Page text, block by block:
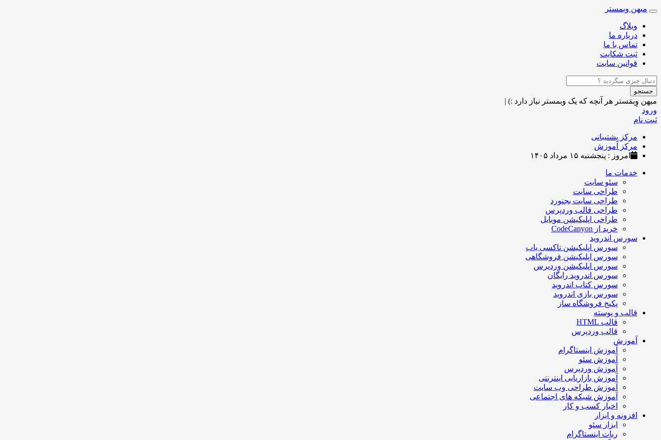
Toggle
navigation
میهن وبمستر
وبلاگ
درباره ما
تماس با ما
ثبت شکایت
قوانین سایت
جستجو
میهن وِبمَستر هر آنچه که یک وبمستر نیاز دارد :) |
ورود
ثبت نام
مرکز پشتیبانی
مرکز آموزش
امروز : پنجشنبه ۱۵ مرداد ۱۴۰۵
خدمات ما
سئو سایت
طراحی سایت
طراحی سایت بجنورد
طراحی قالب وردپرس
طراحی اپلیکیشن موبایل
خرید از CodeCanyon
سورس اندروید
سورس اپلیکیشن تاکسی یاب
سورس اپلیکیشن فروشگاهی
سورس اپلیکیشن وردپرس
سورس اندروید رایگان
سورس کتاب اندروید
سورس بازی اندروید
پکیج فروشگاه ساز
قالب و پوسته
قالب HTML
قالب وردپرس
آموزش
آموزش اینستاگرام
آموزش سئو
آموزش وردپرس
آموزش بازاریابی اینترنتی
آموزش طراحی وب سایت
آموزش شبکه های اجتماعی
اخبار کسب و کار
افزونه و ابزار
ابزار سئو
ربات اینستاگرام